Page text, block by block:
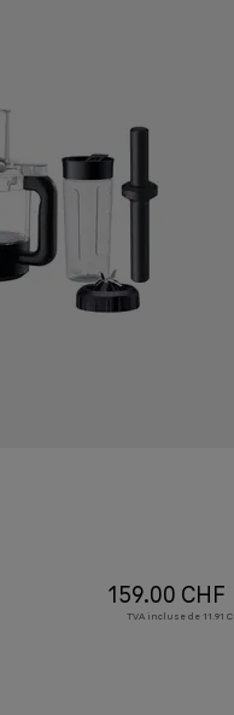
159.00 CHF
TVA incluse de 11.91